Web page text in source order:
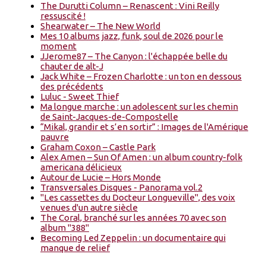
The Durutti Column – Renascent : Vini Reilly
ressuscité !
Shearwater – The New World
Mes 10 albums jazz, funk, soul de 2026 pour le
moment
JJerome87 – The Canyon : l'échappée belle du
chauter de alt-J
Jack White – Frozen Charlotte : un ton en dessous
des précédents
Luluc - Sweet Thief
Ma longue marche : un adolescent sur les chemin
de Saint-Jacques-de-Compostelle
“Mikal, grandir et s’en sortir” : Images de l'Amérique
pauvre
Graham Coxon – Castle Park
Alex Amen – Sun Of Amen : un album country-folk
americana délicieux
Autour de Lucie – Hors Monde
Transversales Disques - Panorama vol.2
"Les cassettes du Docteur Longueville", des voix
venues d'un autre siècle
The Coral, branché sur les années 70 avec son
album "388"
Becoming Led Zeppelin : un documentaire qui
manque de relief